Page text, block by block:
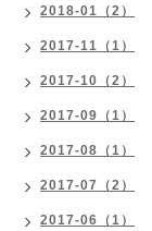
2018-01（2）
2017-11（1）
2017-10（2）
2017-09（1）
2017-08（1）
2017-07（2）
2017-06（1）